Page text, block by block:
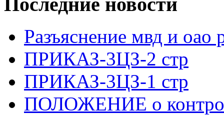
Разъяснение мвд и оао
ПРИКАЗ-3ЦЗ-2 стр
ПРИКАЗ-3ЦЗ-1 стр
ПОЛОЖЕНИЕ о